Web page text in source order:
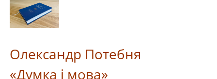
Олександр Потебня
«Думка і мова»